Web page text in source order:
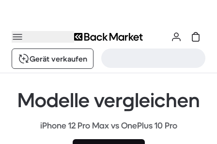
Gerät verkaufen
Modelle vergleichen
iPhone 12 Pro Max vs OnePlus 10 Pro